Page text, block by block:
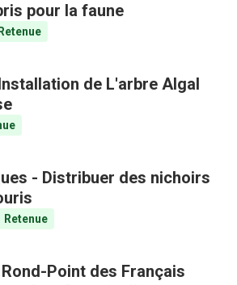
pour la faune
Retenue
de L'arbre Algal
- Distribuer des nichoirs
Retenue
Point des Français